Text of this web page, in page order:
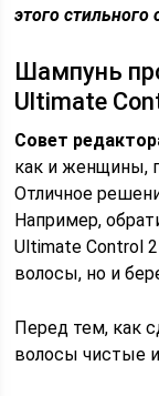
этого стильного
Шампунь
Ultimate
Совет
как и женщины,
Отличное
Например,
Ultimate Control
волосы, но и
Перед тем, как
волосы чистые